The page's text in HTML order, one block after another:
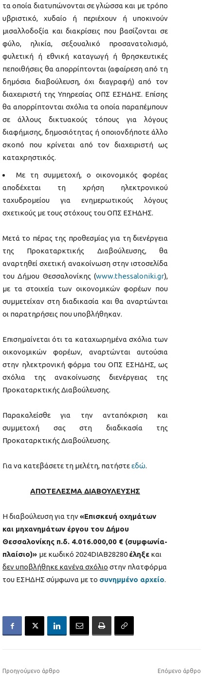
τα οποία διατυπώνονται σε γλώσσα και με τρόπο
υβριστικό, χυδαίο ή περιέχουν ή υποκινούν
μισαλλοδοξία και διακρίσεις που βασίζονται σε
φύλο, ηλικία, σεξουαλικό προσανατολισμό,
φυλετική ή εθνική καταγωγή ή θρησκευτικές
πεποιθήσεις θα απορρίπτονται (αφαίρεση από τη
δημόσια διαβούλευση, όχι διαγραφή) από τον
διαχειριστή της Υπηρεσίας ΟΠΣ ΕΣΗΔΗΣ. Επίσης
θα απορρίπτονται σχόλια τα οποία παραπέμπουν
σε άλλους δικτυακούς τόπους για λόγους
διαφήμισης, δημοσιότητας ή οποιονδήποτε άλλο
σκοπό που κρίνεται από τον διαχειριστή ως
καταχρηστικός.
Με τη συμμετοχή, ο οικονομικός φορέας
αποδέχεται τη χρήση ηλεκτρονικού
ταχυδρομείου για ενημερωτικούς λόγους
σχετικούς με τους στόχους του ΟΠΣ ΕΣΗΔΗΣ.
Μετά το πέρας της προθεσμίας για τη διενέργεια
της Προκαταρκτικής Διαβούλευσης, θα
αναρτηθεί σχετική ανακοίνωση στην ιστοσελίδα
του Δήμου Θεσσαλονίκης (www.thessaloniki.gr),
με τα στοιχεία των οικονομικών φορέων που
συμμετείχαν στη διαδικασία και θα αναρτώνται
οι παρατηρήσεις που υποβλήθηκαν.
Επισημαίνεται ότι τα καταχωρημένα σχόλια των
οικονομικών φορέων, αναρτώνται αυτούσια
στην ηλεκτρονική φόρμα του ΟΠΣ ΕΣΗΔΗΣ, ως
σχόλια της ανακοίνωσης διενέργειας της
Προκαταρκτικής Διαβούλευσης.
Παρακαλείσθε για την ανταπόκριση και
συμμετοχή σας στη διαδικασία της
Προκαταρκτικής Διαβούλευσης.
Για να κατεβάσετε τη μελέτη, πατήστεεδώ.
ΑΠΟΤΕΛΕΣΜΑ ΔΙΑΒΟΥΛΕΥΣΗΣ
Η διαβούλευση για την«Επισκευή οχημάτων
και μηχανημάτων έργου του Δήμου
Θεσσαλονίκης π.δ. 4.016.000,00 € (συμφωνία-
πλαίσιο)» με κωδικό 2024DIAB28280 έληξε και
δεν υποβλήθηκε κανένα σχόλιο στην πλατφόρμα
του ΕΣΗΔΗΣ σύμφωνα με το συνημμένο αρχείο.
Προηγούμενο άρθρο Επόμενο άρθρο